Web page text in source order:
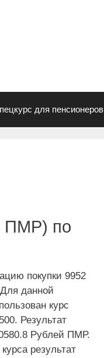
для пенсионеров
ПМР) по
покупки 9952
данной
курс
Результат
Рублей ПМР.
результат